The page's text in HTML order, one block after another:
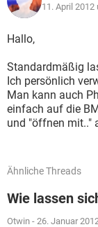
11. April 2012
Hallo,
Standardmäßig
Ich persönlich
Man kann auch
einfach auf die
und "öffnen mit.."
Ähnliche Threads
Wie lassen
Otwin - 26. Januar